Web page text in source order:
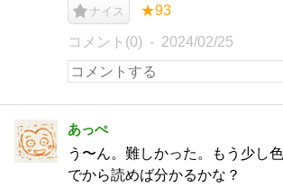
ナイス ★93
コメント(0) 2024/02/25
あっぺ
う〜ん。難しかった。もう少し
でから読めば分かるかな？